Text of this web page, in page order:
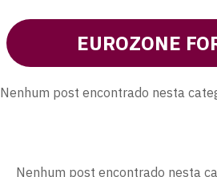
EUROZONE
Nenhum post encontrado nesta
Nenhum post encontrado nesta